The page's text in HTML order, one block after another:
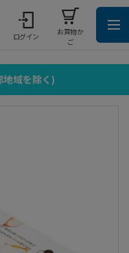
ログイン
お買物か
ご
域を除く)